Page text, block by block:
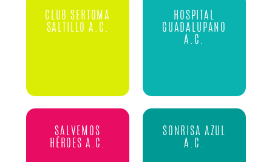
CLUB SERTOMA
SALTILLO A.C.
HOSPITAL
GUADALUPANO
A.C.
SALVEMOS
HÉROES A.C.
SONRISA AZUL
A.C.